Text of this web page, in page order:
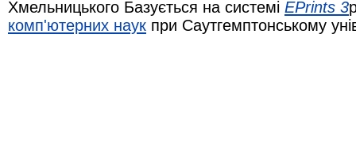
Хмельницького Базується на системі EPrints 3
комп'ютерних наук при Саутгемптонському